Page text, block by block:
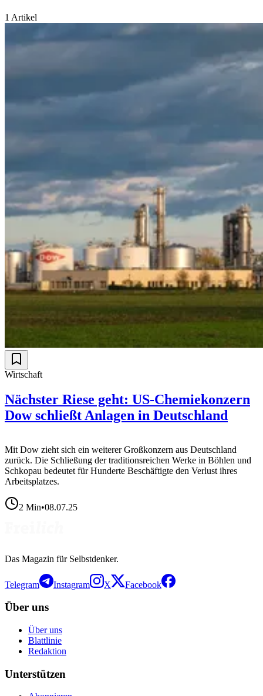
1 Artikel
Wirtschaft
Nächster Riese geht: US-Chemiekonzern
Dow schließt Anlagen in Deutschland
Mit Dow zieht sich ein weiterer Großkonzern aus Deutschland
zurück. Die Schließung der traditionsreichen Werke in Böhlen und
Schkopau bedeutet für Hunderte Beschäftigte den Verlust ihres
Arbeitsplatzes.
2 Min•08.07.25
Das Magazin für Selbstdenker.
Telegram Instagram X Facebook
Über uns
Über uns
Blattlinie
Redaktion
Unterstützen